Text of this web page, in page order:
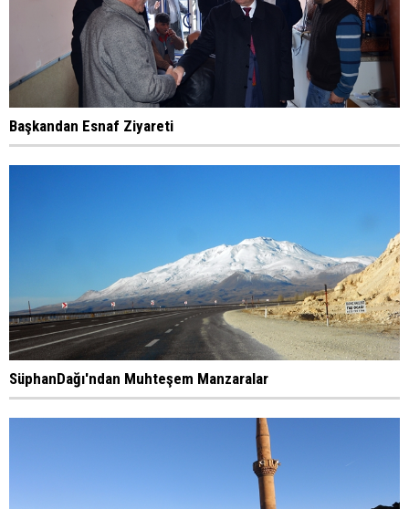
Başkandan Esnaf Ziyareti
SüphanDağı'ndan Muhteşem Manzaralar